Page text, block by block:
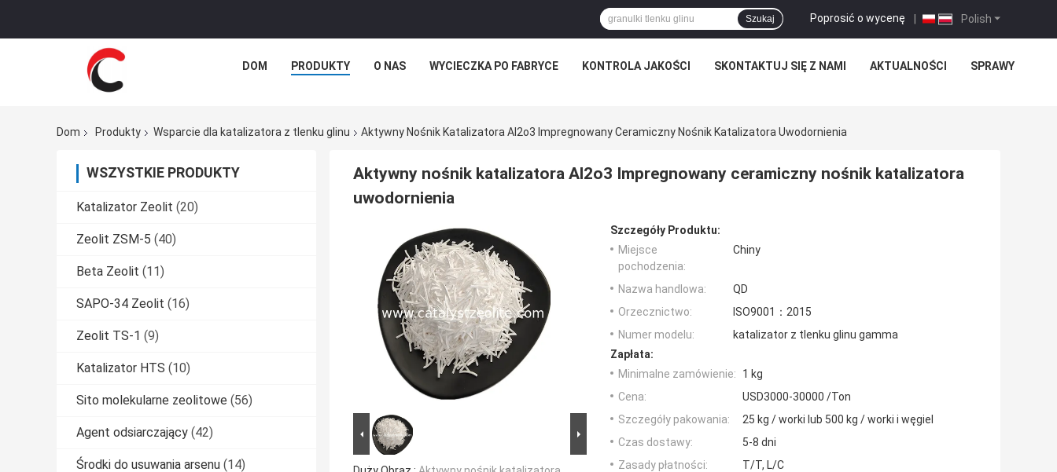
Polish
Poprosić o wycenę |
Szukaj
DOM PRODUKTY O NAS WYCIECZKA PO FABRYCE KONTROLA JAKOŚCI SKONTAKTUJ SIĘ Z NAMI AKTUALNOŚCI SPRAWY
Dom Produkty Wsparcie dla katalizatora z tlenku glinu Aktywny Nośnik Katalizatora Al2o3 Impregnowany Ceramiczny Nośnik Katalizatora Uwodornienia
WSZYSTKIE PRODUKTY
Katalizator Zeolit (20)
Zeolit ​​ZSM-5 (40)
Beta Zeolit (11)
SAPO-34 Zeolit (16)
Zeolit ​​TS-1 (9)
Katalizator HTS (10)
Sito molekularne zeolitowe (56)
Agent odsiarczający (42)
Środki do usuwania arsenu (14)
Aktywny nośnik katalizatora Al2o3 Impregnowany ceramiczny nośnik katalizatora
uwodornienia
Szczegóły Produktu:
Miejsce
pochodzenia:
Chiny
Nazwa handlowa:
QD
Orzecznictwo:
ISO9001：2015
Numer modelu:
katalizator z tlenku glinu gamma
Zapłata:
Minimalne zamówienie:
1 kg
Cena:
USD3000-30000 /Ton
Szczegóły pakowania:
25 kg / worki lub 500 kg / worki i węgiel
Czas dostawy:
5-8 dni
Zasady płatności:
T/T, L/C